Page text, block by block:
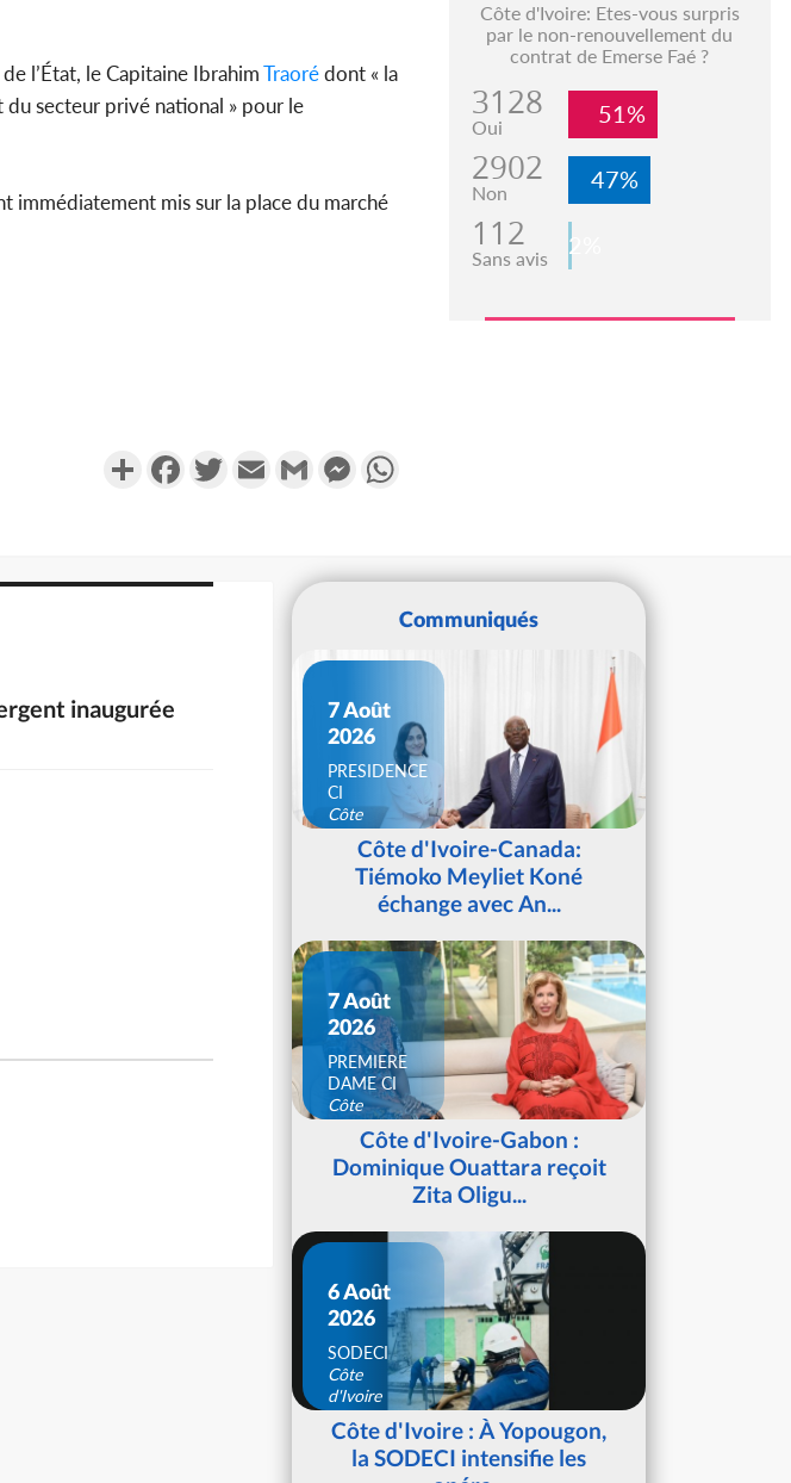
l’État, le Capitaine IbrahimTraorédont « la
secteur privé national » pour le
immédiatement mis sur la place du marché
PartagerFacebookTwitterEmail Gmail Messenger
Côte d'Ivoire: Etes-vous surpris
par le non-renouvellement du
contrat de Emerse Faé ?
3128
Oui 51%
2902
Non 47%
112
Sans avis 2%
inaugurée
Communiqués
7 Août
2026
PRESIDENCE
CI
Côte
d'IvoireCôte d'Ivoire-Canada:
Tiémoko Meyliet Koné
échange avec An...
7 Août
2026
PREMIERE
DAME CI
Côte
d'IvoireCôte d'Ivoire-Gabon :
Dominique Ouattara reçoit
Zita Oligu...
6 Août
2026
SODECI
Côte
d'Ivoire
Côte d'Ivoire : À Yopougon,
la SODECI intensifie les